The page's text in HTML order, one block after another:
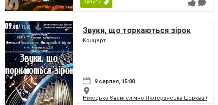
Купити
Звуки, що торкаються зірок
Концерт
9 серпня, 15:00
Німецька Євангелічно-Лютеранська Церква